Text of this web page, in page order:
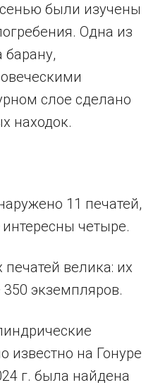
были изучены
Одна из
слое сделано
находок.
11 печатей,
четыре.
велика: их
экземпляров.
известно на Гонуре
г. была найдена